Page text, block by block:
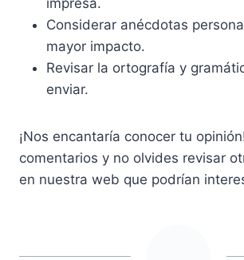
impresa.
Considerar anécdotas
mayor impacto.
Revisar la ortografía y
enviar.
¡Nos encantaría conocer tu
comentarios y no olvides revisar
en nuestra web que podrían